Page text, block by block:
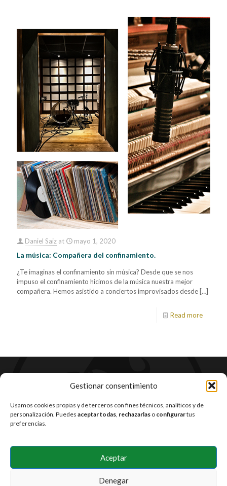
Gestionar consentimiento
Usamos cookies propias y de terceros con fines técnicos, analíticos y de
personalización. Puedes aceptar todas, rechazarlas o configurartus
preferencias.
Aceptar
Denegar
Daniel Saiz at mayo 1, 2020
La música: Compañera del confinamiento.
¿Te imaginas el confinamiento sin música? Desde que se nos
impuso el confinamiento hicimos de la música nuestra mejor
compañera. Hemos asistido a conciertos improvisados desde […]
Read more